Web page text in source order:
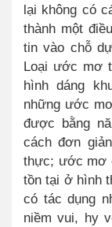
lại không có
thành một
tin vào chỗ
Loại ước mơ
hình dáng
những ước
được bằng
cách đơn
thực; ước mơ
tồn tại ở hình
có tác dụng
niềm vui, hy